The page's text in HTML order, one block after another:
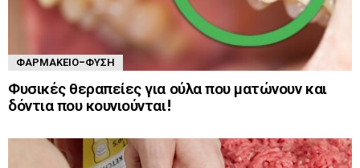
ΦΑΡΜΑΚΕΊΟ-ΦΎΣΗ
Φυσικές θεραπείες για ούλα που ματώνουν και
δόντια που κουνιούνται!